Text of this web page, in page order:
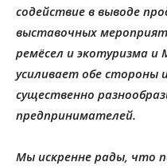
содействие в выводе
выставочных
ремёсел и экотуризма
усиливает обе стороны
существенно
предпринимателей.
Мы искренне рады, что